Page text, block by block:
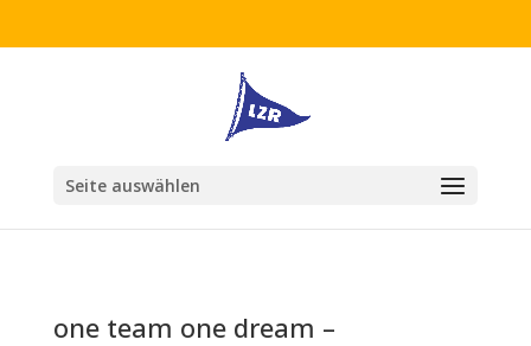
Seite auswählen
one team one dream –